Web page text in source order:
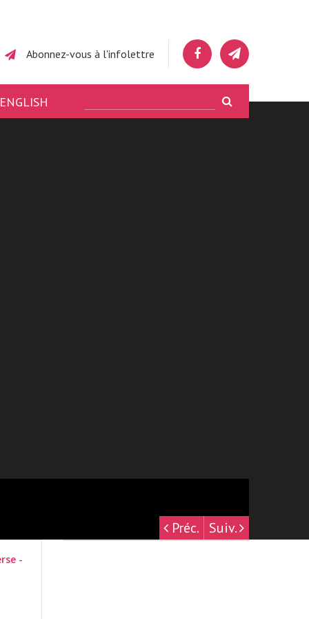
Abonnez-vous à l'infolettre
ENGLISH
Préc. Suiv.
-